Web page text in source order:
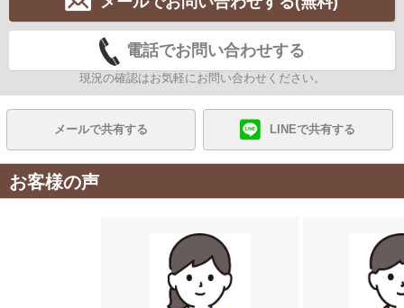
電話でお問い合わせする
現況の確認はお気軽にお問い合わせください。
メールで共有する LINEで共有する
お客様の声